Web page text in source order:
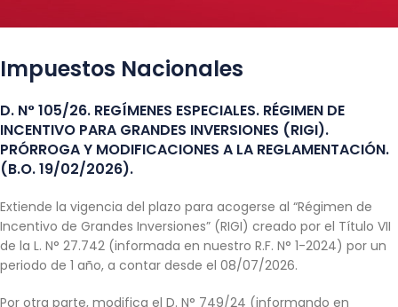
Impuestos Nacionales
D. N° 105/26. REGÍMENES ESPECIALES. RÉGIMEN DE
INCENTIVO PARA GRANDES INVERSIONES (RIGI).
PRÓRROGA Y MODIFICACIONES A LA REGLAMENTACIÓN.
(B.O. 19/02/2026).
Extiende la vigencia del plazo para acogerse al “Régimen de
Incentivo de Grandes Inversiones” (RIGI) creado por el Título VII
de la L. N° 27.742 (informada en nuestro R.F. N° 1-2024) por un
periodo de 1 año, a contar desde el 08/07/2026.
Por otra parte, modifica el D. N° 749/24 (informando en